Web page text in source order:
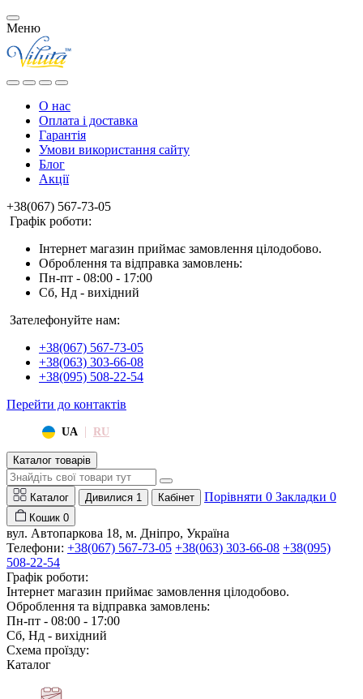
Меню
О нас
Оплата і доставка
Гарантія
Умови використання сайту
Блог
Акції
+38(067) 567-73-05
Графік роботи:
Інтернет магазин приймає замовлення цілодобово.
Оброблення та відправка замовлень:
Пн-пт - 08:00 - 17:00
Сб, Нд - вихідний
Зателефонуйте нам:
+38(067) 567-73-05
+38(063) 303-66-08
+38(095) 508-22-54
Перейти до контактів
UA | RU
Каталог товарів
Каталог Дивилися 1 Кабінет Порівняти 0 Закладки 0
Кошик 0
вул. Автопаркова 18, м. Дніпро, Україна
Телефони: +38(067) 567-73-05 +38(063) 303-66-08 +38(095)
508-22-54
Графік роботи:
Інтернет магазин приймає замовлення цілодобово.
Оброблення та відправка замовлень:
Пн-пт - 08:00 - 17:00
Сб, Нд - вихідний
Схема проїзду:
Каталог